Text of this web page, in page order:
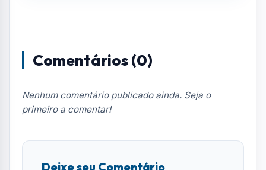
Comentários (0)
Nenhum comentário publicado ainda. Seja o
primeiro a comentar!
Deixe seu Comentário